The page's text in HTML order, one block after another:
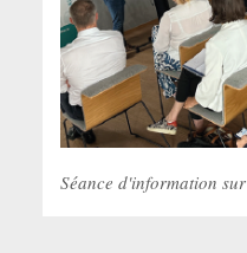
Séance d'information